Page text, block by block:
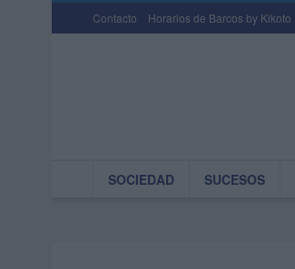
Contacto Horarios de Barcos by Kikoto
SOCIEDAD SUCESOS